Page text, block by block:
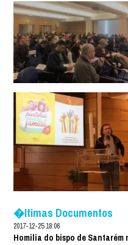
�ltimas Documentos
2017-12-25 18:06
Homilia do bispo de Santarém